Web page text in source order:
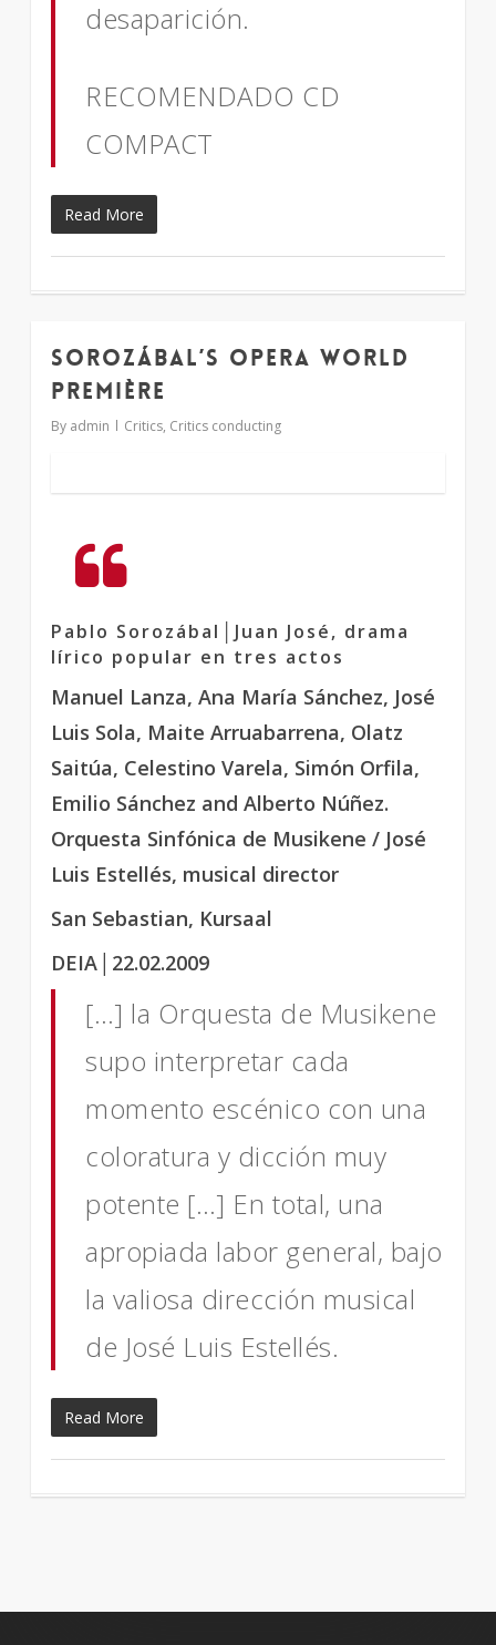
desaparición.
RECOMENDADO CD
COMPACT
Read More
Sorozábal’s Opera world
première
By admin Critics, Critics conducting
Pablo Sorozábal│Juan José, drama
lírico popular en tres actos
Manuel Lanza, Ana María Sánchez, José
Luis Sola, Maite Arruabarrena, Olatz
Saitúa, Celestino Varela, Simón Orfila,
Emilio Sánchez and Alberto Núñez.
Orquesta Sinfónica de Musikene / José
Luis Estellés, musical director
San Sebastian, Kursaal
DEIA │22.02.2009
[…] la Orquesta de Musikene
supo interpretar cada
momento escénico con una
coloratura y dicción muy
potente […] En total, una
apropiada labor general, bajo
la valiosa dirección musical
de José Luis Estellés.
Read More
1